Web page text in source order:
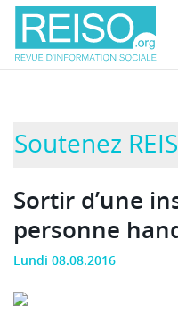
Soutenez
Sortir d’une
personne
Lundi 08.08.2016